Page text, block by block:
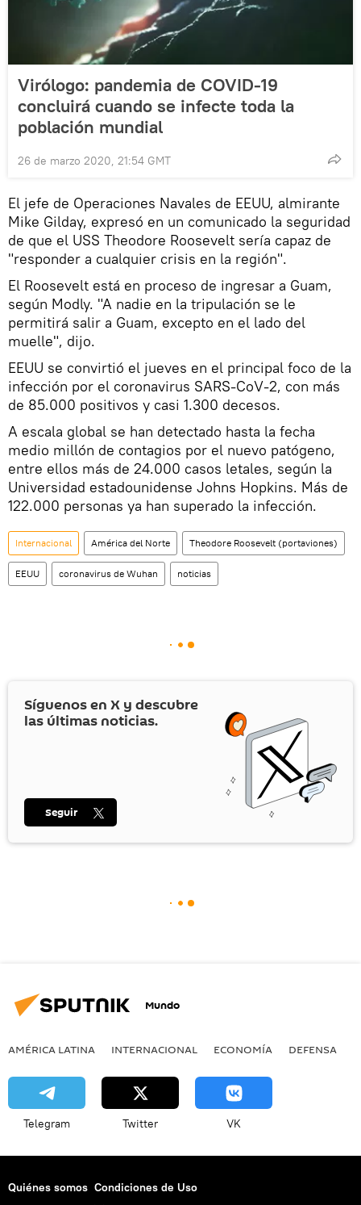
Virólogo: pandemia de COVID-19
concluirá cuando se infecte toda la
población mundial
26 de marzo 2020, 21:54 GMT
El jefe de Operaciones Navales de EEUU, almirante
Mike Gilday, expresó en un comunicado la seguridad
de que el USS Theodore Roosevelt sería capaz de
"responder a cualquier crisis en la región".
El Roosevelt está en proceso de ingresar a Guam,
según Modly. "A nadie en la tripulación se le
permitirá salir a Guam, excepto en el lado del
muelle", dijo.
EEUU se convirtió el jueves en el principal foco de la
infección por el coronavirus SARS-CoV-2, con más
de 85.000 positivos y casi 1.300 decesos.
A escala global se han detectado hasta la fecha
medio millón de contagios por el nuevo patógeno,
entre ellos más de 24.000 casos letales, según la
Universidad estadounidense Johns Hopkins. Más de
122.000 personas ya han superado la infección.
Internacional América del Norte Theodore Roosevelt (portaviones)
EEUU coronavirus de Wuhan noticias
Síguenos en X y descubre
las últimas noticias.
Seguir
Mundo
AMÉRICA LATINA INTERNACIONAL ECONOMÍA DEFENSA
Telegram Twitter VK
Quiénes somos Condiciones de Uso